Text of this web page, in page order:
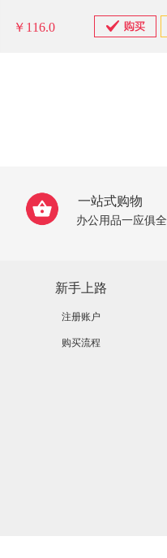
￥116.0
一站式购物
办公用品一应俱全
新手上路
注册账户
购买流程